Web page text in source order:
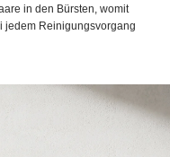
in den Bürsten, womit
jedem Reinigungsvorgang